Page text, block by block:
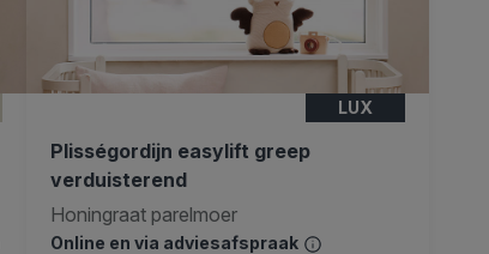
LUX
Plisségordijn easylift greep
verduisterend
Honingraat parelmoer
Online en via adviesafspraak